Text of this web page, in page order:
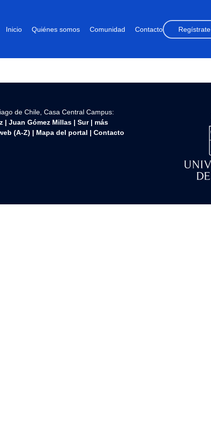
Inicio Quiénes somos Comunidad Contacto Regístrate
de Chile, Casa Central Campus:
| Juan Gómez Millas| Sur| más
(A-Z) | Mapa del portal | Contacto